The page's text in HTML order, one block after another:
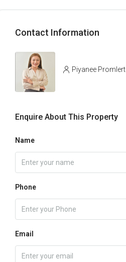
Contact Information
Piyanee Promlert
Enquire About This Property
Name
Phone
Email